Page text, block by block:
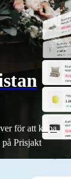
för att köpa
på Prisjakt